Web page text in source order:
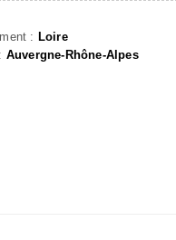
: Loire
Auvergne-Rhône-Alpes